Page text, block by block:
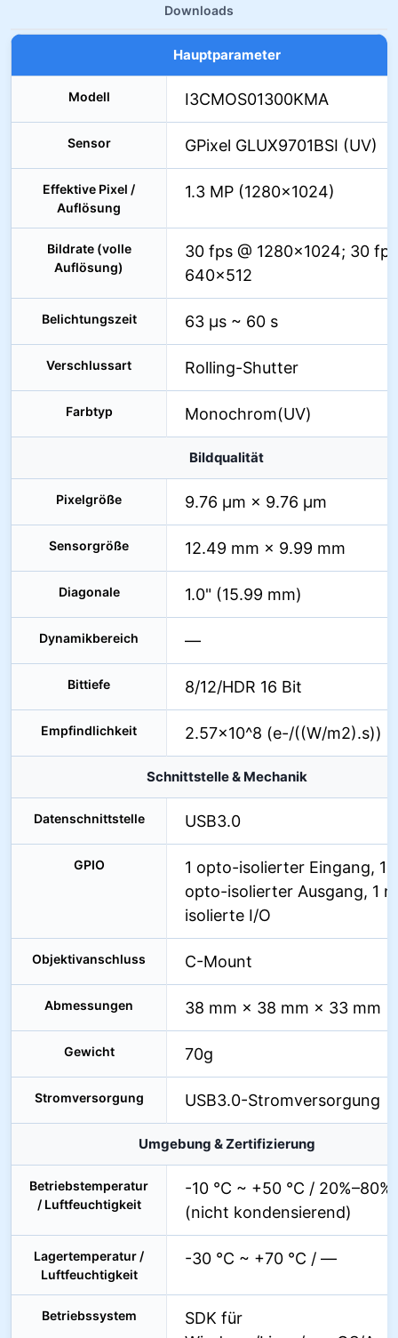
Downloads
Hauptparameter
Modell I3CMOS01300KMA
Sensor GPixel GLUX9701BSI (UV)
Effektive Pixel /
Auflösung
1.3 MP (1280×1024)
Bildrate (volle
Auflösung)
30 fps @ 1280×1024; 30
640×512
Belichtungszeit 63 µs ~ 60 s
Verschlussart Rolling-Shutter
Farbtyp Monochrom(UV)
Bildqualität
Pixelgröße 9.76 µm × 9.76 µm
Sensorgröße 12.49 mm × 9.99 mm
Diagonale 1.0" (15.99 mm)
Dynamikbereich —
Bittiefe 8/12/HDR 16 Bit
Empfindlichkeit 2.57×10^8 (e-/((W/m2).s))
Schnittstelle & Mechanik
Datenschnittstelle USB3.0
GPIO
1 opto-isolierter Eingang, 1
opto-isolierter Ausgang, 1
isolierte I/O
Objektivanschluss C-Mount
Abmessungen 38 mm × 38 mm × 33 mm
Gewicht 70g
Stromversorgung USB3.0-Stromversorgung
Umgebung & Zertifizierung
Betriebstemperatur
/ Luftfeuchtigkeit
-10 °C ~ +50 °C / 20%–80%
(nicht kondensierend)
Lagertemperatur /
Luftfeuchtigkeit
-30 °C ~ +70 °C / —
Betriebssystem
SDK für